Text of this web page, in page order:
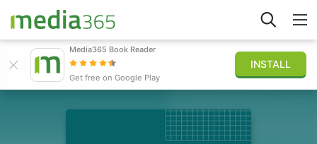
Connexion
Media365 Book Reader
Get free on Google Play
INSTALL